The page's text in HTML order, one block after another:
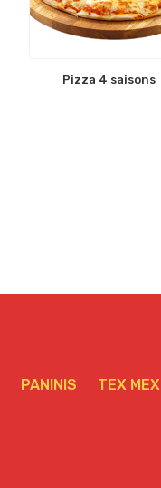
Pizza 4 saisons
PANINIS TEX MEX